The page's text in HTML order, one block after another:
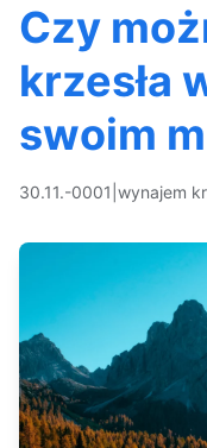
Czy
krzesła
swoim
30.11.-0001 wynajem